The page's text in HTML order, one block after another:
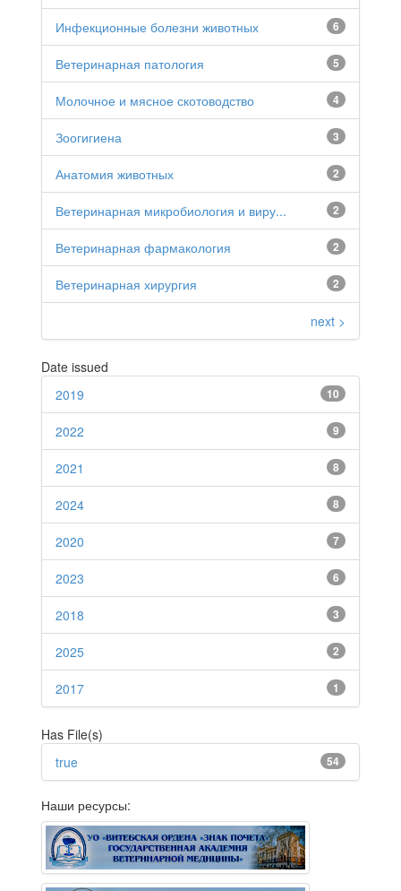
6
Инфекционные болезни животных
5
Ветеринарная патология
4
Молочное и мясное скотоводство
3
Зоогигиена
2
Анатомия животных
2
Ветеринарная микробиология и виру...
2
Ветеринарная фармакология
2
Ветеринарная хирургия
next >
Date issued
10
2019
9
2022
8
2021
8
2024
7
2020
6
2023
3
2018
2
2025
1
2017
Has File(s)
54
true
Наши ресурсы: